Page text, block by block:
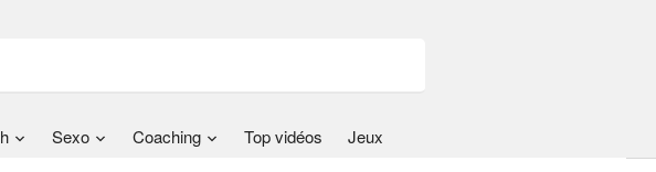
Sexo Coaching Top vidéos Jeux